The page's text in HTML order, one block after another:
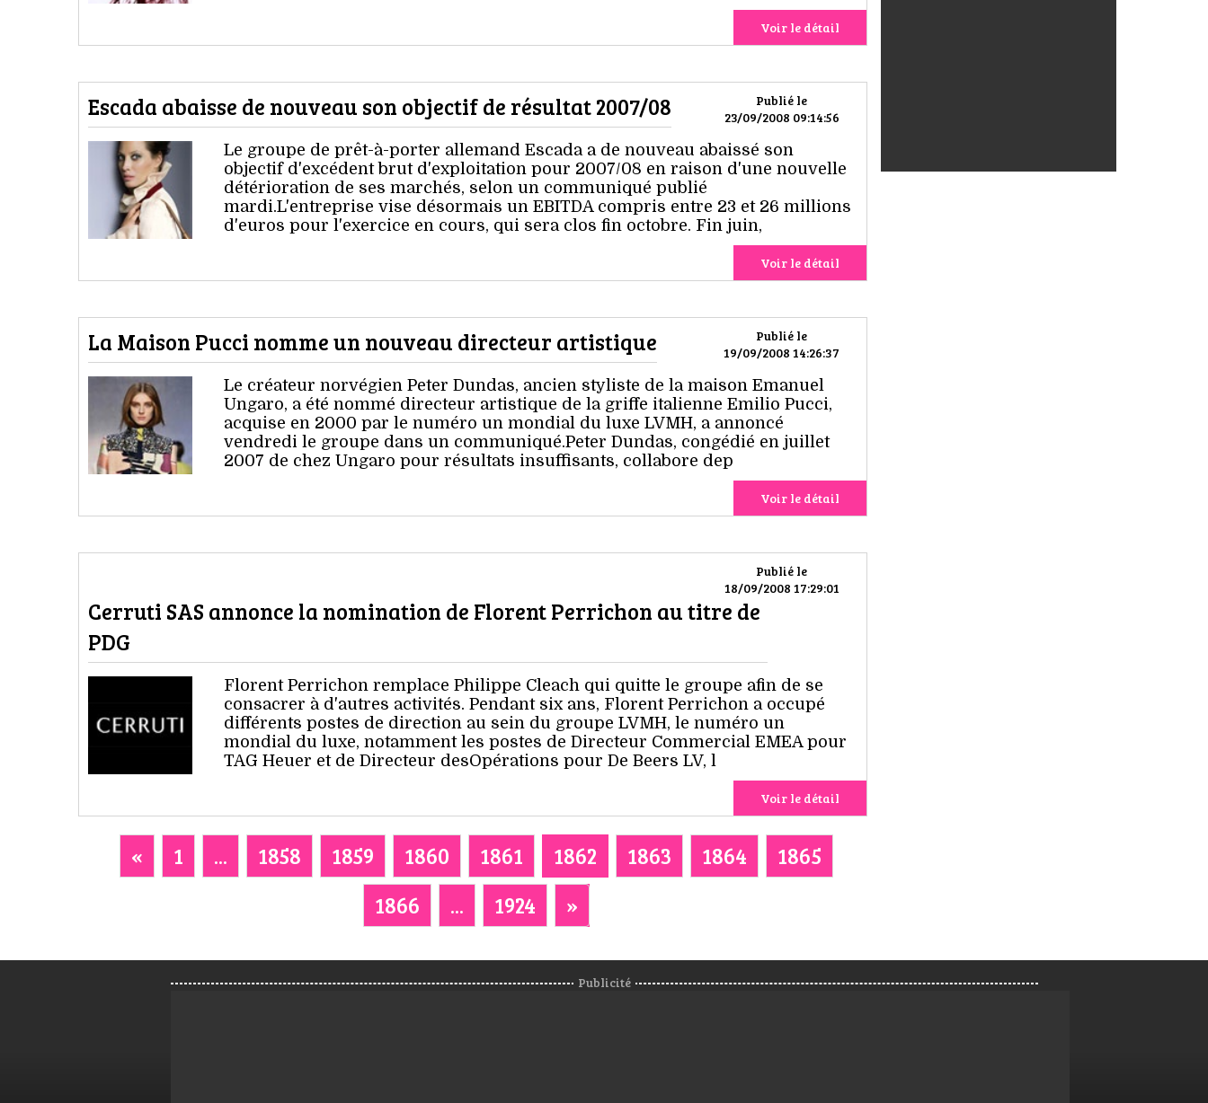
Voir le détail
Publié le
23/09/2008 09:14:56
Escada abaisse de nouveau son objectif de résultat 2007/08
Le groupe de prêt-à-porter allemand Escada a de nouveau abaissé son
objectif d'excédent brut d'exploitation pour 2007/08 en raison d'une nouvelle
détérioration de ses marchés, selon un communiqué publié
mardi.L'entreprise vise désormais un EBITDA compris entre 23 et 26 millions
d'euros pour l'exercice en cours, qui sera clos fin octobre. Fin juin,
Voir le détail
Publié le
19/09/2008 14:26:37
La Maison Pucci nomme un nouveau directeur artistique
Le créateur norvégien Peter Dundas, ancien styliste de la maison Emanuel
Ungaro, a été nommé directeur artistique de la griffe italienne Emilio Pucci,
acquise en 2000 par le numéro un mondial du luxe LVMH, a annoncé
vendredi le groupe dans un communiqué.Peter Dundas, congédié en juillet
2007 de chez Ungaro pour résultats insuffisants, collabore dep
Voir le détail
Publié le
18/09/2008 17:29:01
Cerruti SAS annonce la nomination de Florent Perrichon au titre de
PDG
Florent Perrichon remplace Philippe Cleach qui quitte le groupe afin de se
consacrer à d'autres activités. Pendant six ans, Florent Perrichon a occupé
différents postes de direction au sein du groupe LVMH, le numéro un
mondial du luxe, notamment les postes de Directeur Commercial EMEA pour
TAG Heuer et de Directeur desOpérations pour De Beers LV, l
Voir le détail
« 1 ... 1858 1859 1860 1861 1862 1863 1864
1865
1866
... 1924 »
Publicité